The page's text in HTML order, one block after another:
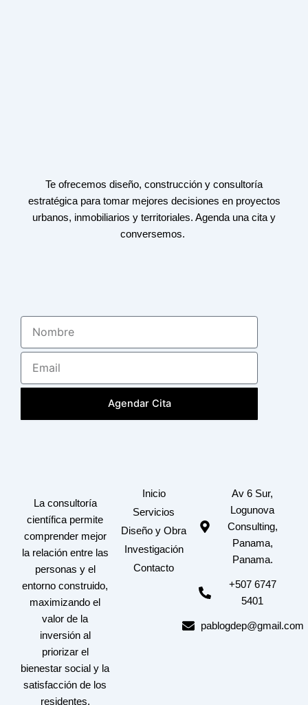
Te ofrecemos diseño, construcción y consultoría
estratégica para tomar mejores decisiones en proyectos
urbanos, inmobiliarios y territoriales. Agenda una cita y
conversemos.
Nombre
Email
Agendar Cita
La consultoría
científica permite
comprender mejor
la relación entre las
personas y el
entorno construido,
maximizando el
valor de la
inversión al
priorizar el
bienestar social y la
satisfacción de los
residentes.
Inicio
Servicios
Diseño y Obra
Investigación
Contacto
Av 6 Sur,
Logunova
Consulting,
Panama,
Panama.
+507 6747
5401
pablogdep@gmail.com